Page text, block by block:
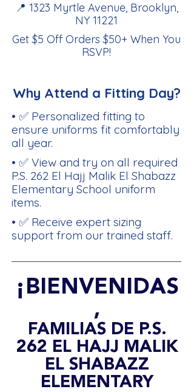
📍 1323 Myrtle Avenue, Brooklyn,
NY 11221
Get $5 Off Orders $50+ When You
RSVP!
Why Attend a Fitting Day?
• ✅ Personalized fitting to
ensure uniforms fit comfortably
all year.
• ✅ View and try on all required
P.S. 262 El Hajj Malik El Shabazz
Elementary School uniform
items.
• ✅ Receive expert sizing
support from our trained staff.
¡BIENVENIDAS
,
FAMILIAS DE P.S.
262 EL HAJJ MALIK
EL SHABAZZ
ELEMENTARY